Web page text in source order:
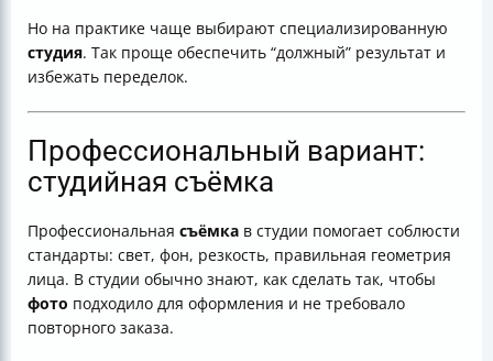
Но на практике чаще выбирают специализированную
студия. Так проще обеспечить “должный” результат и
избежать переделок.
Профессиональный вариант:
студийная съёмка
Профессиональная съёмка в студии помогает соблюсти
стандарты: свет, фон, резкость, правильная геометрия
лица. В студии обычно знают, как сделать так, чтобы
фото подходило для оформления и не требовало
повторного заказа.